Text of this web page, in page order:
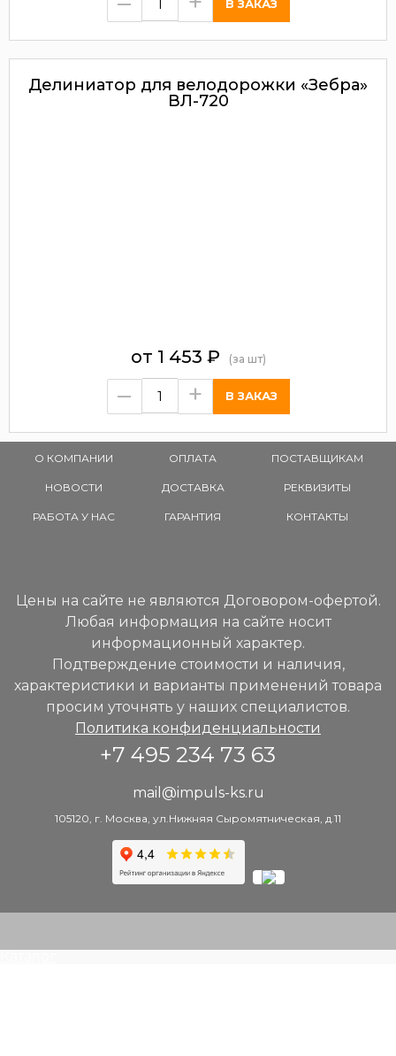
Делиниатор для велодорожки «Зебра»
ВЛ-720
от 1 453 ₽ (за шт)
– +
О КОМПАНИИ
НОВОСТИ
РАБОТА У НАС
ОПЛАТА
ДОСТАВКА
ГАРАНТИЯ
ПОСТАВЩИКАМ
РЕКВИЗИТЫ
КОНТАКТЫ
Цены на сайте не являются Договором-офертой.
Любая информация на сайте носит
информационный характер.
Подтверждение стоимости и наличия,
характеристики и варианты применений товара
просим уточнять у наших специалистов.
Политика конфиденциальности
+7 495 234 73 63
mail@impuls-ks.ru
105120, г. Москва, ул.Нижняя Сыромятническая, д.11